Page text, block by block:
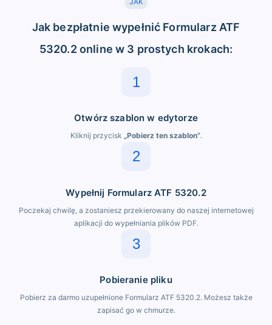
Jak bezpłatnie wypełnić Formularz ATF
5320.2 online w 3 prostych krokach:
1
Otwórz szablon w edytorze
Kliknij przycisk „Pobierz ten szablon”.
2
Wypełnij Formularz ATF 5320.2
Poczekaj chwilę, a zostaniesz przekierowany do naszej internetowej
aplikacji do wypełniania plików PDF.
3
Pobieranie pliku
Pobierz za darmo uzupełnione Formularz ATF 5320.2. Możesz także
zapisać go w chmurze.